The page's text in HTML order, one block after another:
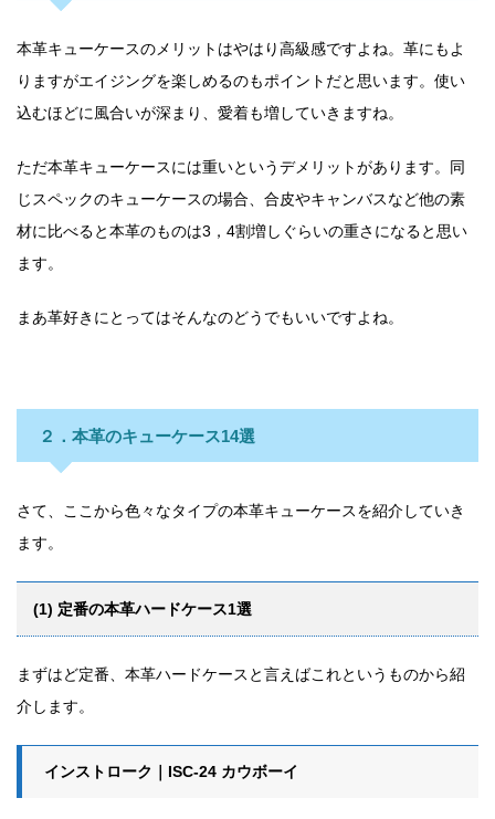
本革キューケースのメリットはやはり高級感ですよね。革にもよ
りますがエイジングを楽しめるのもポイントだと思います。使い
込むほどに風合いが深まり、愛着も増していきますね。
ただ本革キューケースには重いというデメリットがあります。同
じスペックのキューケースの場合、合皮やキャンバスなど他の素
材に比べると本革のものは3，4割増しぐらいの重さになると思い
ます。
まあ革好きにとってはそんなのどうでもいいですよね。
２．本革のキューケース14選
さて、ここから色々なタイプの本革キューケースを紹介していき
ます。
(1) 定番の本革ハードケース1選
まずはど定番、本革ハードケースと言えばこれというものから紹
介します。
インストローク｜ISC-24 カウボーイ